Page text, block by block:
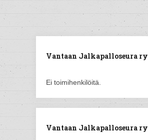
Vantaan Jalkapalloseura
Ei toimihenkilöitä.
Vantaan Jalkapalloseura